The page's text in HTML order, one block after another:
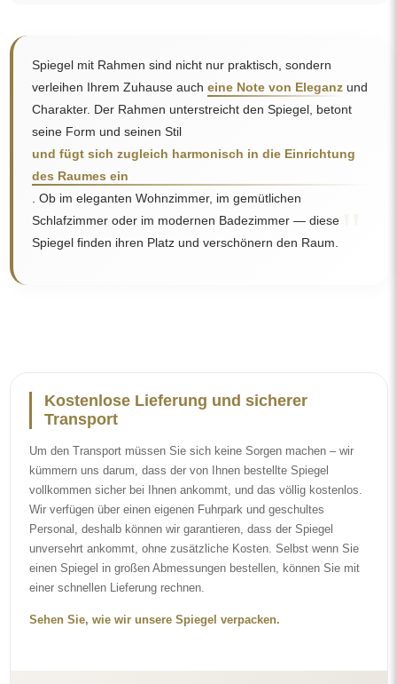
Spiegel mit Rahmen sind nicht nur praktisch, sondern
verleihen Ihrem Zuhause auch eine Note von Eleganzund
Charakter. Der Rahmen unterstreicht den Spiegel, betont
seine Form und seinen Stil
und fügt sich zugleich harmonisch in die Einrichtung
des Raumes ein
. Ob im eleganten Wohnzimmer, im gemütlichen
Schlafzimmer oder im modernen Badezimmer — diese
Spiegel finden ihren Platz und verschönern den Raum.
Kostenlose Lieferung und sicherer
Transport
Um den Transport müssen Sie sich keine Sorgen machen – wir
kümmern uns darum, dass der von Ihnen bestellte Spiegel
vollkommen sicher bei Ihnen ankommt, und das völlig kostenlos.
Wir verfügen über einen eigenen Fuhrpark und geschultes
Personal, deshalb können wir garantieren, dass der Spiegel
unversehrt ankommt, ohne zusätzliche Kosten. Selbst wenn Sie
einen Spiegel in großen Abmessungen bestellen, können Sie mit
einer schnellen Lieferung rechnen.
Sehen Sie, wie wir unsere Spiegel verpacken.